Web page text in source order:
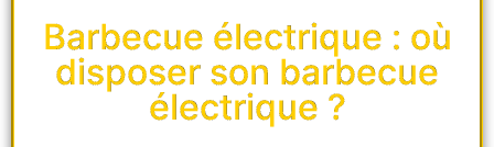
Barbecue électrique : où
disposer son barbecue
électrique ?